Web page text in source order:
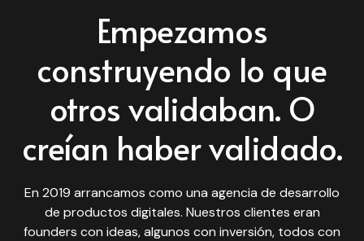
Empezamos
construyendo lo que
otros validaban. O
creían haber validado.
En 2019 arrancamos como una agencia de desarrollo
de productos digitales. Nuestros clientes eran
founders con ideas, algunos con inversión, todos con